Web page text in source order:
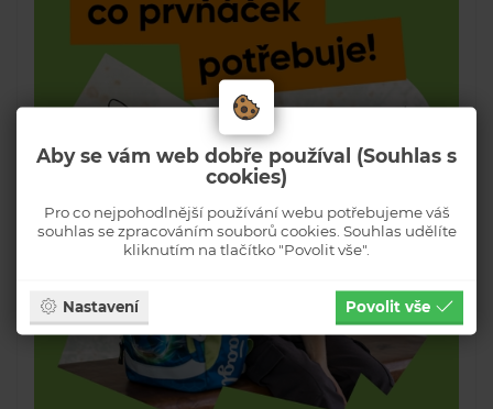
Aby se vám web dobře používal (Souhlas s
cookies)
Pro co nejpohodlnější používání webu potřebujeme váš
souhlas se zpracováním souborů cookies. Souhlas udělíte
kliknutím na tlačítko "Povolit vše".
Nastavení Povolit vše